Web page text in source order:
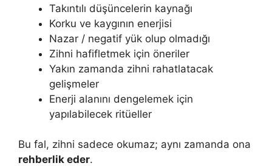
Takıntılı düşüncelerin kaynağı
Korku ve kaygının enerjisi
Nazar / negatif yük olup olmadığı
Zihni hafifletmek için öneriler
Yakın zamanda zihni rahatlatacak
gelişmeler
Enerji alanını dengelemek için
yapılabilecek ritüeller
Bu fal, zihni sadece okumaz; aynı zamanda ona
rehberlik eder.